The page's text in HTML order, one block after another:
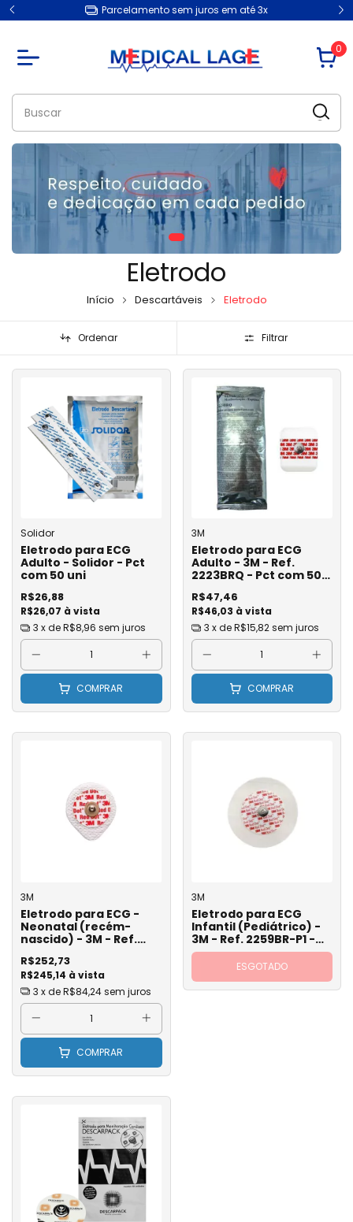
Parcelamento sem juros em até 3x
0
Eletrodo
Início Descartáveis Eletrodo
Ordenar Filtrar
Solidor
Eletrodo para ECG
Adulto - Solidor - Pct
com 50 uni
R$26,07 à vista
R$26,88
3 x deR$8,96 sem juros
COMPRAR
3M
Eletrodo para ECG
Adulto - 3M - Ref.
2223BRQ - Pct com 50
R$46,03 à vista
R$47,46
3 x deR$15,82 sem juros
COMPRAR
3M
Eletrodo para ECG -
Neonatal (recém-
nascido) - 3M - Ref.
R$245,14 à vista
R$252,73
3 x deR$84,24sem juros
COMPRAR
3M
Eletrodo para ECG
Infantil (Pediátrico) -
3M - Ref. 2259BR-P1 -
Pct com 50
ESGOTADO